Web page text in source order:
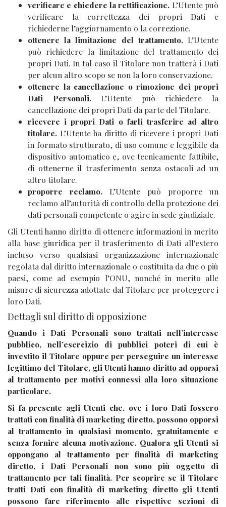
verificare e chiedere la rettificazione. L’Utente può
verificare la correttezza dei propri Dati e
richiederne l’aggiornamento o la correzione.
ottenere la limitazione del trattamento.L’Utente
può richiedere la limitazione del trattamento dei
propri Dati. In tal caso il Titolare non tratterà i Dati
per alcun altro scopo se non la loro conservazione.
ottenere la cancellazione o rimozione dei propri
Dati Personali.L’Utente può richiedere la
cancellazione dei propri Dati da parte del Titolare.
ricevere i propri Dati o farli trasferire ad altro
titolare. L’Utente ha diritto di ricevere i propri Dati
in formato strutturato, di uso comune e leggibile da
dispositivo automatico e, ove tecnicamente fattibile,
di ottenerne il trasferimento senza ostacoli ad un
altro titolare.
proporre reclamo. L’Utente può proporre un
reclamo all’autorità di controllo della protezione dei
dati personali competente o agire in sede giudiziale.
Gli Utenti hanno diritto di ottenere informazioni in merito
alla base giuridica per il trasferimento di Dati all'estero
incluso verso qualsiasi organizzazione internazionale
regolata dal diritto internazionale o costituita da due o più
paesi, come ad esempio l’ONU, nonché in merito alle
misure di sicurezza adottate dal Titolare per proteggere i
loro Dati.
Dettagli sul diritto di opposizione
Quando i Dati Personali sono trattati nell’interesse
pubblico, nell’esercizio di pubblici poteri di cui è
investito il Titolare oppure per perseguire un interesse
legittimo del Titolare, gli Utenti hanno diritto ad opporsi
al trattamento per motivi connessi alla loro situazione
particolare.
Si fa presente agli Utenti che, ove i loro Dati fossero
trattati con finalità di marketing diretto, possono opporsi
al trattamento in qualsiasi momento, gratuitamente e
senza fornire alcuna motivazione. Qualora gli Utenti si
oppongano al trattamento per finalità di marketing
diretto, i Dati Personali non sono più oggetto di
trattamento per tali finalità. Per scoprire se il Titolare
tratti Dati con finalità di marketing diretto gli Utenti
possono fare riferimento alle rispettive sezioni di